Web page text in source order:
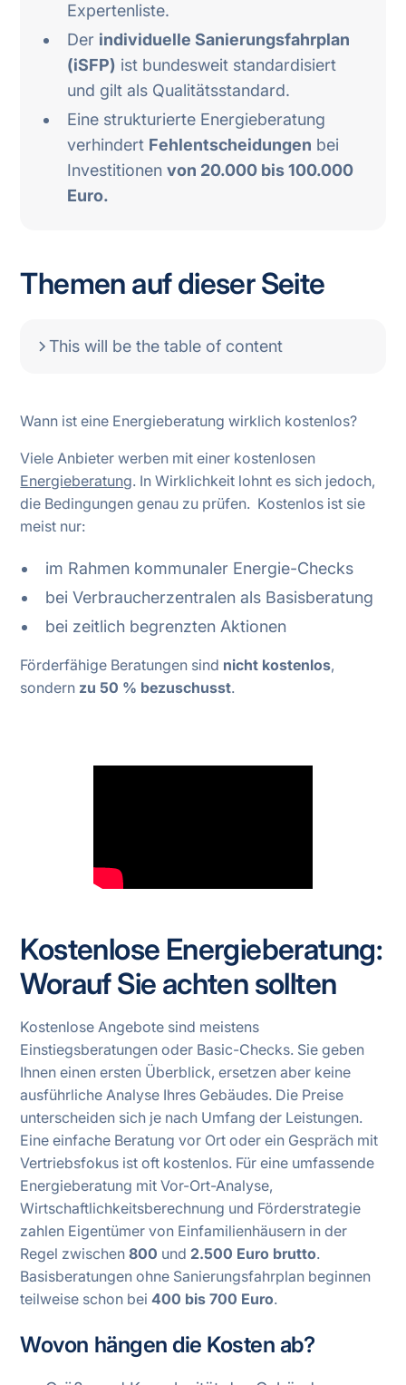
Expertenliste.
Der individuelle Sanierungsfahrplan
(iSFP) ist bundesweit standardisiert
und gilt als Qualitätsstandard.
Eine strukturierte Energieberatung
verhindert Fehlentscheidungen bei
Investitionenvon 20.000 bis 100.000
Euro.
Themen auf dieser Seite
This will be the table of content
Wann ist eine Energieberatung wirklich kostenlos?
Viele Anbieter werben mit einer kostenlosen
Energieberatung. In Wirklichkeit lohnt es sich jedoch,
die Bedingungen genau zu prüfen. Kostenlos ist sie
meist nur:
im Rahmen kommunaler Energie-Checks
bei Verbraucherzentralen als Basisberatung
bei zeitlich begrenzten Aktionen
Förderfähige Beratungen sind nicht kostenlos,
sondern zu 50 % bezuschusst.
Kostenlose Energieberatung:
Worauf Sie achten sollten
Kostenlose Angebote sind meistens
Einstiegsberatungen oder Basic-Checks. Sie geben
Ihnen einen ersten Überblick, ersetzen aber keine
ausführliche Analyse Ihres Gebäudes. Die Preise
unterscheiden sich je nach Umfang der Leistungen.
Eine einfache Beratung vor Ort oder ein Gespräch mit
Vertriebsfokus ist oft kostenlos. Für eine umfassende
Energieberatung mit Vor-Ort-Analyse,
Wirtschaftlichkeitsberechnung und Förderstrategie
zahlen Eigentümer von Einfamilienhäusern in der
Regel zwischen800 und 2.500 Euro brutto.
Basisberatungen ohne Sanierungsfahrplan beginnen
teilweise schon bei400 bis 700 Euro.
Wovon hängen die Kosten ab?